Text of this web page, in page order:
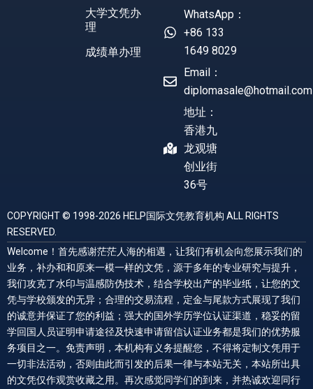
大学文凭办
理
成绩单办理
WhatsApp：
+86 133
1649 8029
Email：
diplomasale@hotmail.com
地址：
香港九
龙观塘
创业街
36号
COPYRIGHT © 1998-2026 HELP国际文凭教育机构 ALL RIGHTS
RESERVED.
Welcome！首先感谢茫茫人海的相遇，让我们有机会向您展示我们的
业务，补办和和原来一模一样的文凭，源于多年的专业研究与提升，
我们攻克了水印与温感防伪技术，结合学校出产的毕业纸，让您的文
凭与学校颁发的无异；合理的交易流程，定金与尾款方式展现了我们
的诚意并保证了您的利益；强大的国外学历学位认证渠道，稳妥的留
学回国人员证明申请途径及快速申请留信认证业务都是我们的优势服
务项目之一。免责声明，本机构有义务提醒您，不得将定制文凭用于
一切非法活动，否则由此而引发的后果一律与本站无关，本站所出具
的文凭仅作观赏收藏之用。再次感觉同学们的到来，并热诚欢迎同行